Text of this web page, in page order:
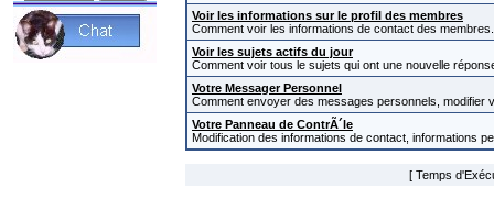
Voir les informations sur le profil des membres
Comment voir les informations de contact des membres.
Voir les sujets actifs du jour
Comment voir tous le sujets qui ont une nouvelle
Votre Messager Personnel
Comment envoyer des messages personnels,
Votre Panneau de ContrÃ´le
Modification des informations de contact, informations
[ Temps